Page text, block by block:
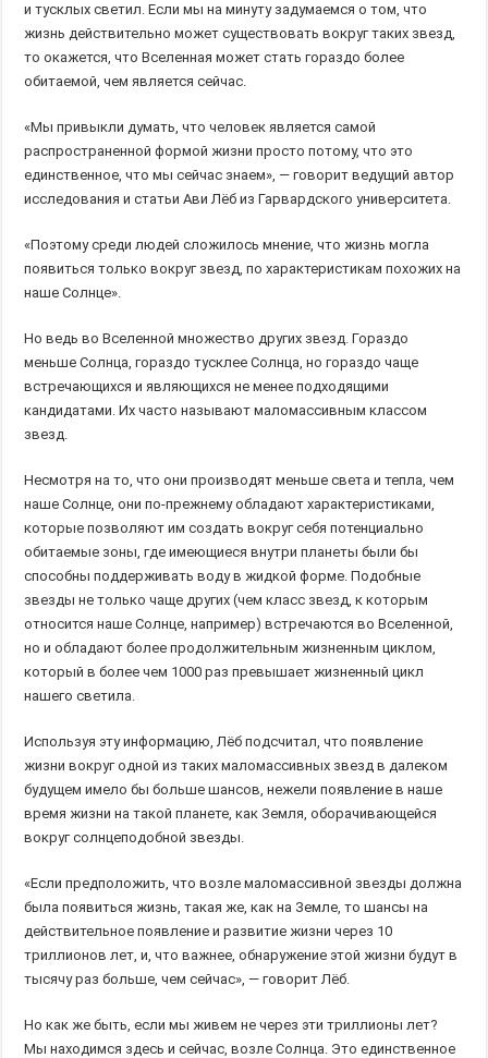
и тусклых светил. Если мы на минуту задумаемся о том, что
жизнь действительно может существовать вокруг таких звезд,
то окажется, что Вселенная может стать гораздо более
обитаемой, чем является сейчас.
«Мы привыкли думать, что человек является самой
распространенной формой жизни просто потому, что это
единственное, что мы сейчас знаем», — говорит ведущий автор
исследования и статьи Ави Лёб из Гарвардского университета.
«Поэтому среди людей сложилось мнение, что жизнь могла
появиться только вокруг звезд, по характеристикам похожих на
наше Солнце».
Но ведь во Вселенной множество других звезд. Гораздо
меньше Солнца, гораздо тусклее Солнца, но гораздо чаще
встречающихся и являющихся не менее подходящими
кандидатами. Их часто называют маломассивным классом
звезд.
Несмотря на то, что они производят меньше света и тепла, чем
наше Солнце, они по-прежнему обладают характеристиками,
которые позволяют им создать вокруг себя потенциально
обитаемые зоны, где имеющиеся внутри планеты были бы
способны поддерживать воду в жидкой форме. Подобные
звезды не только чаще других (чем класс звезд, к которым
относится наше Солнце, например) встречаются во Вселенной,
но и обладают более продолжительным жизненным циклом,
который в более чем 1000 раз превышает жизненный цикл
нашего светила.
Используя эту информацию, Лёб подсчитал, что появление
жизни вокруг одной из таких маломассивных звезд в далеком
будущем имело бы больше шансов, нежели появление в наше
время жизни на такой планете, как Земля, оборачивающейся
вокруг солнцеподобной звезды.
«Если предположить, что возле маломассивной звезды должна
была появиться жизнь, такая же, как на Земле, то шансы на
действительное появление и развитие жизни через 10
триллионов лет, и, что важнее, обнаружение этой жизни будут в
тысячу раз больше, чем сейчас», — говорит Лёб.
Но как же быть, если мы живем не через эти триллионы лет?
Мы находимся здесь и сейчас, возле Солнца. Это единственное